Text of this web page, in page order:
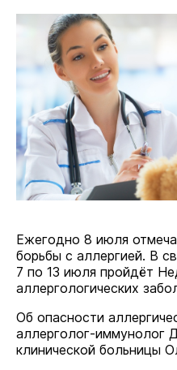
Ежегодно 8 июля
борьбы с аллергией. В
7 по 13 июля пройдёт
аллергологических
Об опасности
аллерголог-иммунолог
клинической больницы